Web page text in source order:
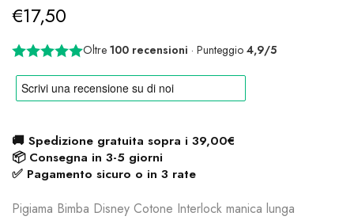
€17,50
Oltre 100 recensioni · Punteggio 4,9/5
🚚 Spedizione gratuita sopra i 39,00€
📦 Consegna in 3-5 giorni
✅ Pagamento sicuro o in 3 rate
Pigiama Bimba Disney Cotone Interlock manica lunga